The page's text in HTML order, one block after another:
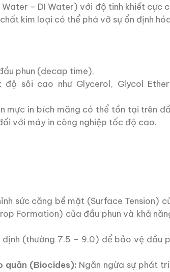
Water – DI Water) với độ tinh khiết cực
kim loại có thể phá vỡ sự ổn định
phun (decap time).
sôi cao như Glycerol, Glycol
mực in bích măng có thể tồn tại trên
với máy in công nghiệp tốc độ cao.
sức căng bề mặt (Surface Tension)
Formation) của đầu phun và khả
định (thường 7.5 – 9.0) để bảo vệ đầu
quản (Biocides): Ngăn ngừa sự phát